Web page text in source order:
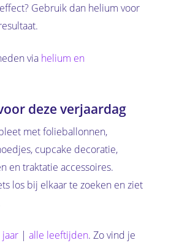
Gebruik dan helium voor
via helium en
deze verjaardag
met folieballonnen,
cupcake decoratie,
en traktatie accessoires.
los bij elkaar te zoeken en ziet
jaar| alle leeftijden. Zo vind je